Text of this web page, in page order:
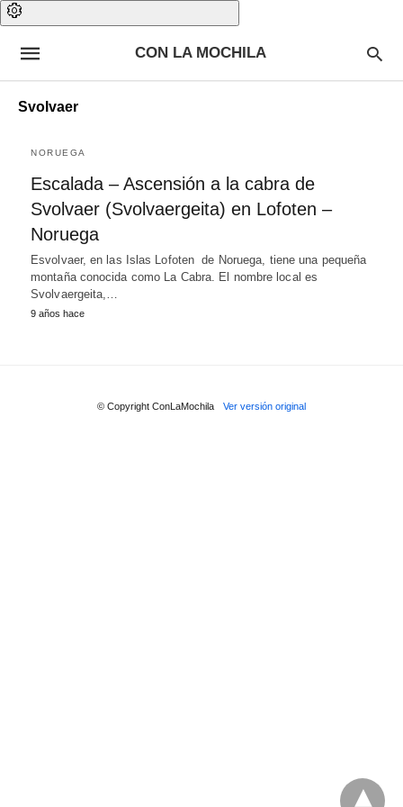
CON LA MOCHILA
Svolvaer
NORUEGA
Escalada – Ascensión a la cabra de
Svolvaer (Svolvaergeita) en Lofoten –
Noruega
Esvolvaer, en las Islas Lofoten de Noruega, tiene una pequeña
montaña conocida como La Cabra. El nombre local es
Svolvaergeita,…
9 años hace
© Copyright ConLaMochila Ver versión original